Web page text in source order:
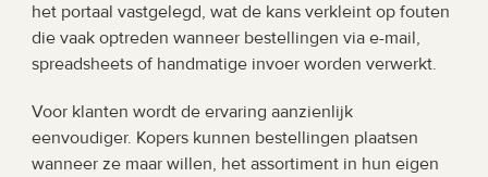
het portaal vastgelegd, wat de kans verkleint op fouten
die vaak optreden wanneer bestellingen via e-mail,
spreadsheets of handmatige invoer worden verwerkt.
Voor klanten wordt de ervaring aanzienlijk
eenvoudiger. Kopers kunnen bestellingen plaatsen
wanneer ze maar willen, het assortiment in hun eigen